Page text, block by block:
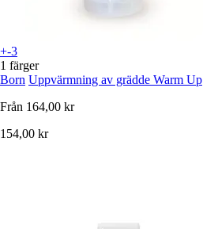
+-3
1 färger
Born Uppvärmning av grädde Warm Up
Från 164,00 kr
154,00 kr